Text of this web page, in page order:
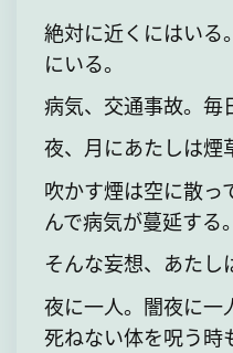
絶対に近くにはいる
にいる。
病気、交通事故。毎
夜、月にあたしは煙
吹かす煙は空に散っ
んで病気が蔓延する。
そんな妄想、あたし
夜に一人。闇夜に一
死ねない体を呪う時